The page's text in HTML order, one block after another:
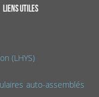
Liens utiles
(LHYS)
auto-assemblés